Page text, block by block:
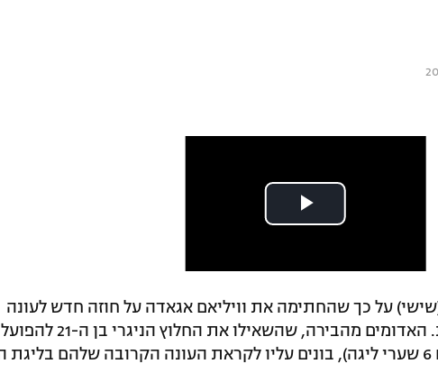
על כך שהחתימה את וויליאם אגאדה על חוזה חדש לעונה
אחת עם אופציה לעונה נוספת. האדומים מהבירה, שהשאילו את החלוץ הניגרי בן ה-21 להפועל